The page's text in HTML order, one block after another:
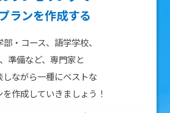
ランを作成する
・コース、語学学校、
準備など、専門家と
しながら一種にベストな
作成していきましょう！